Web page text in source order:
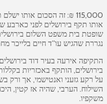
115,000 ₪: זה הסכום אותו
אותו תקף בירושלים לפני כארבע
שופטת בית משפט השלום
נגררת שהגיש עו”ד חיים בלייכר
התקיפה אירעה בעיר דוד
בירושלים, הותקף באכזריות
על רקע גזעני ואנטישמי, אך ורק
השילוח. הערבי, שהיה אז קטין,
משקפיו.